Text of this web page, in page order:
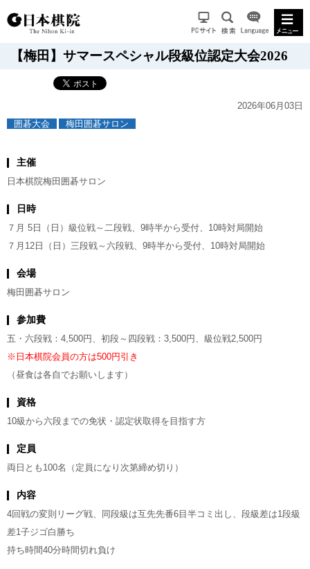
【梅田】サマースペシャル段級位認定大会2026
2026年06月03日
囲碁大会
梅田囲碁サロン
主催
日本棋院梅田囲碁サロン
日時
７月 5日（日）級位戦～二段戦、9時半から受付、10時対局開始
７月12日（日）三段戦～六段戦、9時半から受付、10時対局開始
会場
梅田囲碁サロン
参加費
五・六段戦：4,500円、初段～四段戦：3,500円、級位戦2,500円
※日本棋院会員の方は500円引き
（昼食は各自でお願いします）
資格
10級から六段までの免状・認定状取得を目指す方
定員
両日とも100名（定員になり次第締め切り）
内容
4回戦の変則リーグ戦、同段級は互先先番6目半コミ出し、段級差は1段級
差1子ジゴ白勝ち
持ち時間40分時間切れ負け